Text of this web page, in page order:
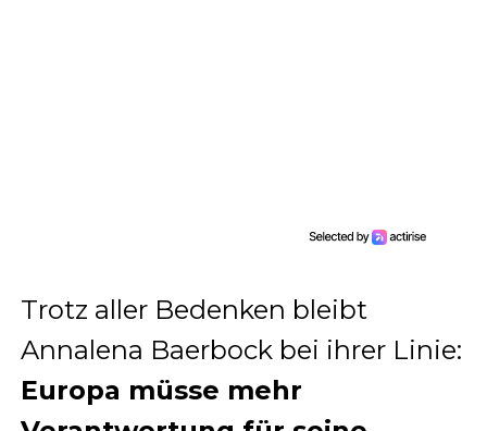
Trotz aller Bedenken bleibt
Annalena Baerbock bei ihrer Linie:
Europa müsse mehr